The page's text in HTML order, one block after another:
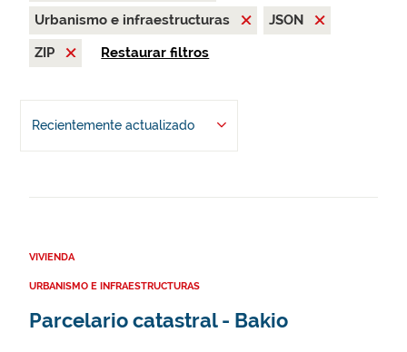
Urbanismo e infraestructuras
JSON
ZIP
Restaurar filtros
Recientemente actualizado
VIVIENDA
URBANISMO E INFRAESTRUCTURAS
Parcelario catastral - Bakio